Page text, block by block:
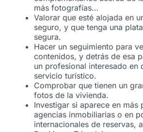
más fotografías…
Valorar que esté alojada en
seguro, y que tenga una
segura.
Hacer un seguimiento para
contenidos, y detrás de esa
un profesional interesado en
servicio turístico.
Comprobar que tienen un
fotos de la vivienda.
Investigar si aparece en más
agencias inmobiliarias o en
internacionales de reservas,